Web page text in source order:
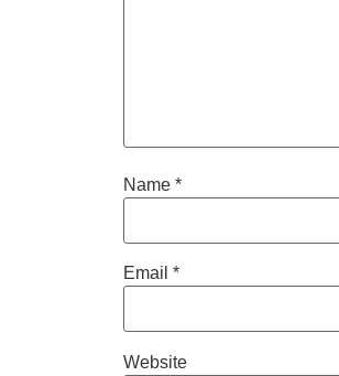
Name *
Email *
Website